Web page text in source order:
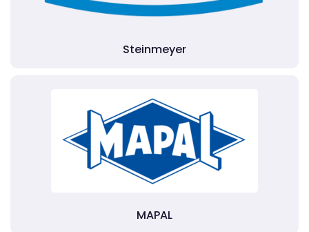
Steinmeyer
MAPAL